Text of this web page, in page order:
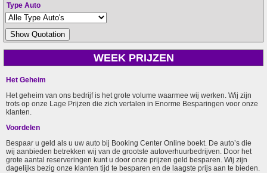
Type Auto
WEEK PRIJZEN
Het Geheim
Het geheim van ons bedrijf is het grote volume waarmee wij werken. Wij zijn
trots op onze Lage Prijzen die zich vertalen in Enorme Besparingen voor onze
klanten.
Voordelen
Bespaar u geld als u uw auto bij Booking Center Online boekt. De auto’s die
wij aanbieden betrekken wij van de grootste autoverhuurbedrijven. Door het
grote aantal reserveringen kunt u door onze prijzen geld besparen. Wij zijn
dagelijks bezig onze klanten tijd te besparen en de laagste prijs aan te bieden.